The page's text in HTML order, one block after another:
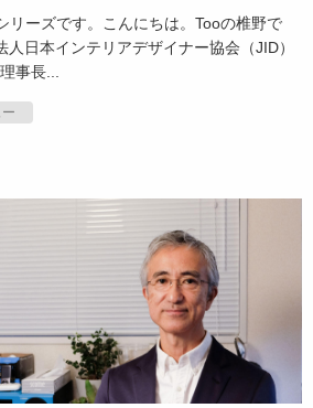
リーズです。こんにちは。Tooの椎野で
日本インテリアデザイナー協会（JID）
事長...